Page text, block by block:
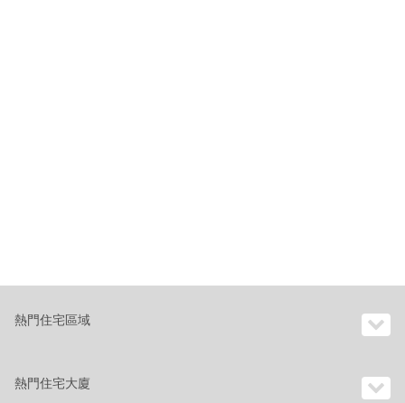
熱門住宅區域
熱門住宅大廈